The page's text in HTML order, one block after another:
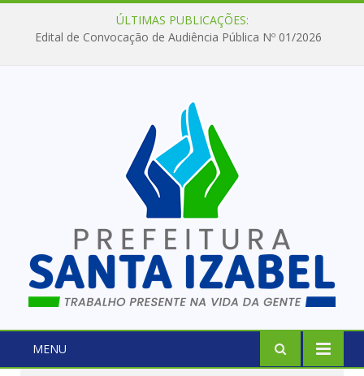
ÚLTIMAS PUBLICAÇÕES:
Edital de Convocação de Audiência Pública Nº 01/2026
MENU